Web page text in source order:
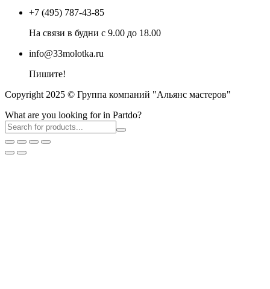
+7 (495) 787-43-85
На связи в будни с 9.00 до 18.00
info@33molotka.ru
Пишите!
Copyright 2025 © Группа компаний "Альянс мастеров"
What are you looking for in Partdo?